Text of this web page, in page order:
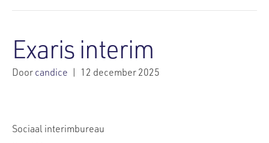
Exaris interim
Doorcandice | 12 december 2025
Sociaal interimbureau